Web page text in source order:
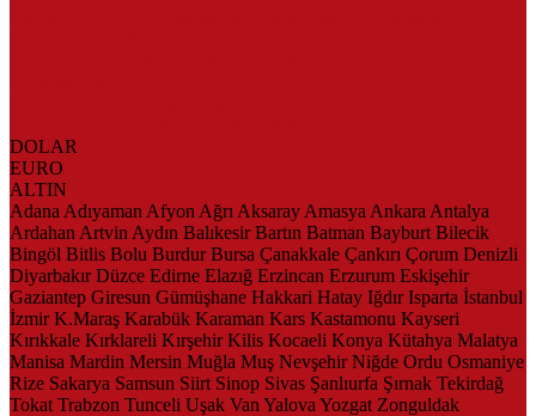
DOLAR
EURO
ALTIN
Adana Adıyaman Afyon Ağrı Aksaray Amasya Ankara Antalya
Ardahan Artvin Aydın Balıkesir Bartın Batman Bayburt Bilecik
Bingöl Bitlis Bolu Burdur Bursa Çanakkale Çankırı Çorum Denizli
Diyarbakır Düzce Edirne Elazığ Erzincan Erzurum Eskişehir
Gaziantep Giresun Gümüşhane Hakkari Hatay Iğdır Isparta İstanbul
İzmir K.Maraş Karabük Karaman Kars Kastamonu Kayseri
Kırıkkale Kırklareli Kırşehir Kilis Kocaeli Konya Kütahya Malatya
Manisa Mardin Mersin Muğla Muş Nevşehir Niğde Ordu Osmaniye
Rize Sakarya Samsun Siirt Sinop Sivas Şanlıurfa Şırnak Tekirdağ
Tokat Trabzon Tunceli Uşak Van Yalova Yozgat Zonguldak